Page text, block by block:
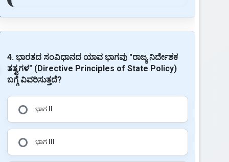
4. ಭಾರತದ ಸಂವಿಧಾನದ ಯಾವ ಭಾಗವು "ರಾಜ್ಯ ನಿರ್ದೇಶಕ
ತತ್ವಗಳ" (Directive Principles of State Policy)
ಬಗ್ಗೆ ವಿವರಿಸುತ್ತದೆ?
ಭಾಗ II
ಭಾಗ III